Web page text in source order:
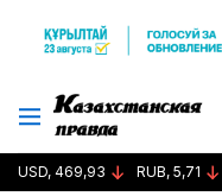
USD, 469,93 RUB, 5,71